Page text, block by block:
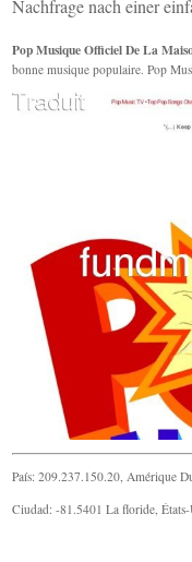
Nachfrage nach einer
Pop Musique Officiel De La
bonne musique populaire. Pop
País: 209.237.150.20, Amérique
Ciudad: -81.5401 La floride,